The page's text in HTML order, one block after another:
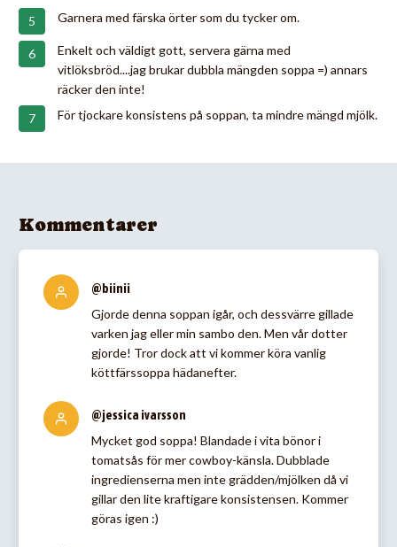
Garnera med färska örter som du tycker om.
Enkelt och väldigt gott, servera gärna med
vitlöksbröd....jag brukar dubbla mängden soppa =) annars
räcker den inte!
För tjockare konsistens på soppan, ta mindre mängd mjölk.
Kommentarer
@biinii
Gjorde denna soppan igår, och dessvärre gillade
varken jag eller min sambo den. Men vår dotter
gjorde! Tror dock att vi kommer köra vanlig
köttfärssoppa hädanefter.
@jessica ivarsson
Mycket god soppa! Blandade i vita bönor i
tomatsås för mer cowboy-känsla. Dubblade
ingredienserna men inte grädden/mjölken då vi
gillar den lite kraftigare konsistensen. Kommer
göras igen :)